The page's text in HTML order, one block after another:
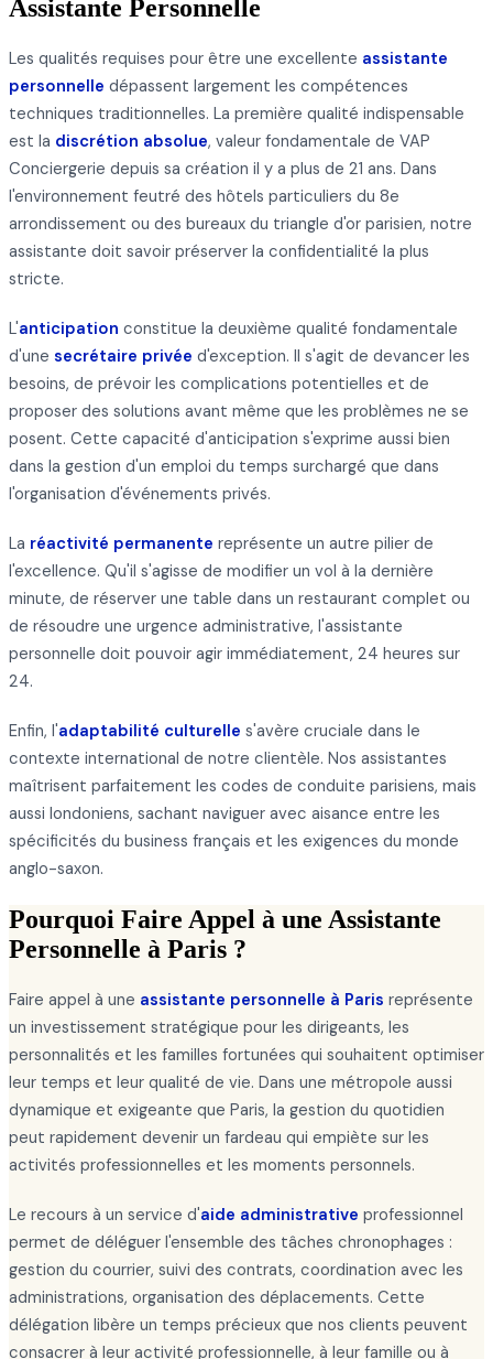
Assistante Personnelle
Les qualités requises pour être une excellente assistante
personnelle dépassent largement les compétences
techniques traditionnelles. La première qualité indispensable
est la discrétion absolue, valeur fondamentale de VAP
Conciergerie depuis sa création il y a plus de 21 ans. Dans
l'environnement feutré des hôtels particuliers du 8e
arrondissement ou des bureaux du triangle d'or parisien, notre
assistante doit savoir préserver la confidentialité la plus
stricte.
L'anticipation constitue la deuxième qualité fondamentale
d'une secrétaire privée d'exception. Il s'agit de devancer les
besoins, de prévoir les complications potentielles et de
proposer des solutions avant même que les problèmes ne se
posent. Cette capacité d'anticipation s'exprime aussi bien
dans la gestion d'un emploi du temps surchargé que dans
l'organisation d'événements privés.
La réactivité permanente représente un autre pilier de
l'excellence. Qu'il s'agisse de modifier un vol à la dernière
minute, de réserver une table dans un restaurant complet ou
de résoudre une urgence administrative, l'assistante
personnelle doit pouvoir agir immédiatement, 24 heures sur
24.
Enfin, l'adaptabilité culturelle s'avère cruciale dans le
contexte international de notre clientèle. Nos assistantes
maîtrisent parfaitement les codes de conduite parisiens, mais
aussi londoniens, sachant naviguer avec aisance entre les
spécificités du business français et les exigences du monde
anglo-saxon.
Pourquoi Faire Appel à une Assistante
Personnelle à Paris ?
Faire appel à une assistante personnelle à Paris représente
un investissement stratégique pour les dirigeants, les
personnalités et les familles fortunées qui souhaitent optimiser
leur temps et leur qualité de vie. Dans une métropole aussi
dynamique et exigeante que Paris, la gestion du quotidien
peut rapidement devenir un fardeau qui empiète sur les
activités professionnelles et les moments personnels.
Le recours à un service d'aide administrative professionnel
permet de déléguer l'ensemble des tâches chronophages :
gestion du courrier, suivi des contrats, coordination avec les
administrations, organisation des déplacements. Cette
délégation libère un temps précieux que nos clients peuvent
consacrer à leur activité professionnelle, à leur famille ou à